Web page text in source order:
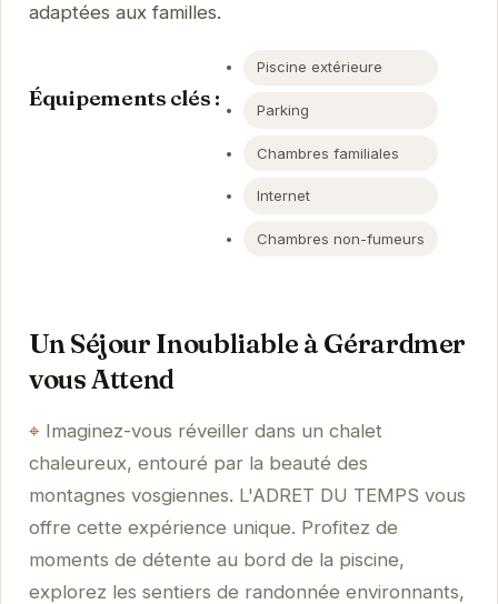
adaptées aux familles.
Équipements clés :
Piscine extérieure
Parking
Chambres familiales
Internet
Chambres non-fumeurs
Un Séjour Inoubliable à Gérardmer
vous Attend
Imaginez-vous réveiller dans un chalet
chaleureux, entouré par la beauté des
montagnes vosgiennes. L'ADRET DU TEMPS vous
offre cette expérience unique. Profitez de
moments de détente au bord de la piscine,
explorez les sentiers de randonnée environnants,